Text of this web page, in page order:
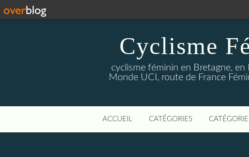
Cyclisme
cyclisme féminin en Bretagne,
Monde UCI, route de France
ACCUEIL CATÉGORIES